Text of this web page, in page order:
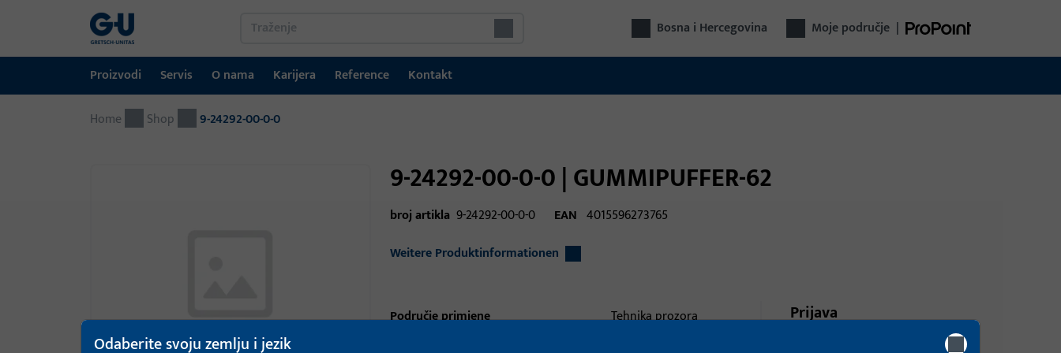
Bosna i Hercegovina Moje područje |
Proizvodi
Proizvodi
Servis
Servis
O nama
O nama
Karijera
Karijera
Reference
Reference
Kontakt
Kontakt
Home Shop 9-24292-00-0-0
9-24292-00-0-0 | GUMMIPUFFER-62
broj artikla 9-24292-00-0-0 EAN 4015596273765
Weitere Produktinformationen
Područje primjene
Tehnika prozora
Prijava
Odaberite svoju zemlju i jezik